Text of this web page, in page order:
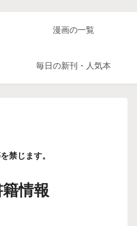
漫画の一覧
毎日の新刊・人気本
禁じます。
情報